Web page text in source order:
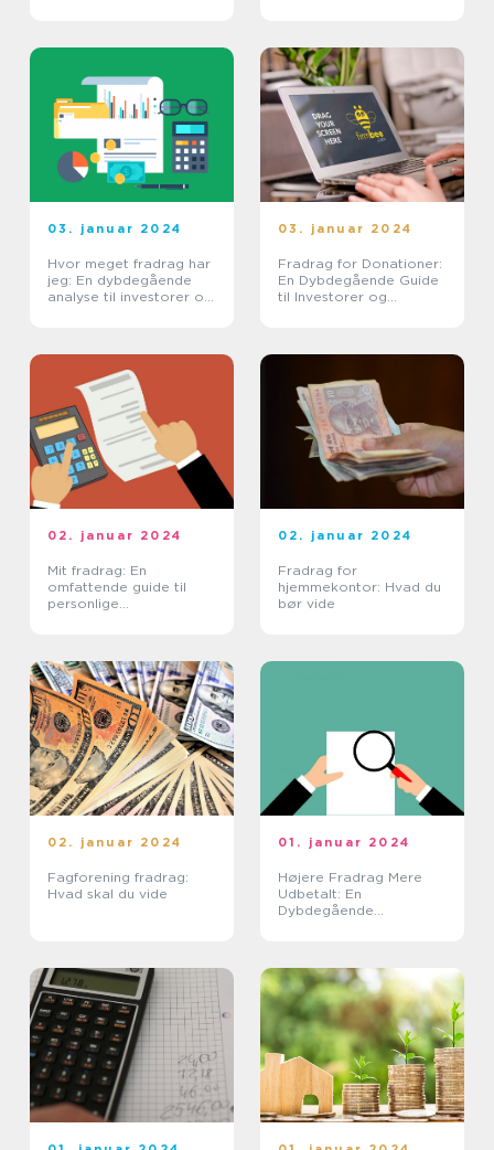
03. januar 2024
Hvor meget fradrag har
jeg: En dybdegående
analyse til investorer og
03. januar 2024
Fradrag for Donationer:
En Dybdegående Guide
til Investorer og
02. januar 2024
Mit fradrag: En
omfattende guide til
personlige
02. januar 2024
Fradrag for
hjemmekontor: Hvad du
bør vide
02. januar 2024
Fagforening fradrag:
Hvad skal du vide
01. januar 2024
Højere Fradrag Mere
Udbetalt: En
Dybdegående